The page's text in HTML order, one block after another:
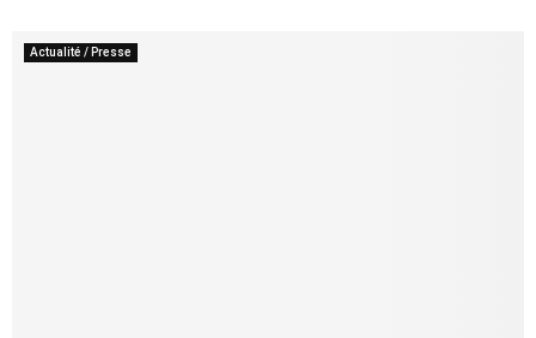
Actualité / Presse